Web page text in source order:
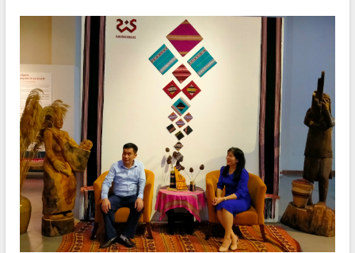
THỐNG KÊ TRUY CẬP
Hôm nay:
22683
Tất cả: 65998825